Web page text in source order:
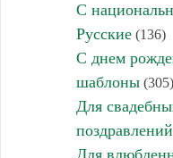
С
Русские(136)
С днем
шаблоны(305)
Для
поздравлений
Для